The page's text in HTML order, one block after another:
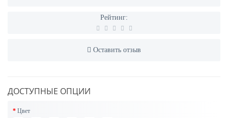
Рейтинг:
Оставить отзыв
ДОСТУПНЫЕ ОПЦИИ
Цвет